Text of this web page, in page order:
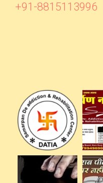
+91-8815113996